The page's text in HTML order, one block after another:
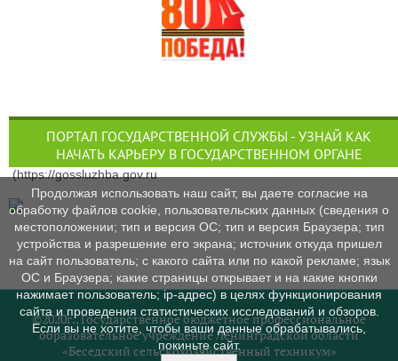
ПОРТАЛ ГОСУДАРСТВЕННОЙ СЛУЖБЫ - УЗНАЙ КАК
НАЧАТЬ КАРЬЕРУ В ГОСУДАРСТВЕННОМ ОРГАНЕ
(https://gossluzhba.gov.ru
©2020г., Государственное бюджетное профессиональное
образовательное учреждение Ленинградской области
«Беседский сельскохозяйственный техникум»
Продолжая использовать наш сайт, вы даете согласие на
обработку файлов cookie, пользовательских данных (сведения о
местоположении; тип и версия ОС; тип и версия Браузера; тип
устройства и разрешение его экрана; источник откуда пришел
на сайт пользователь; с какого сайта или по какой рекламе; язык
ОС и Браузера; какие страницы открывает и на какие кнопки
нажимает пользователь; ip-адрес) в целях функционирования
сайта и проведения статистических исследований и обзоров.
Если вы не хотите, чтобы ваши данные обрабатывались,
покиньте сайт.